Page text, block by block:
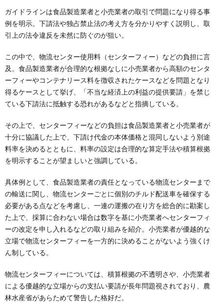
ガイドラインは食品製造業者と小売業者の取引で問題になり得る事
例を明示。下請法や独占禁止法の考え方を分かりやすく説明し、取
引上の法令違反を未然に防ぐのが狙い。
この中で、物流センター使用料（センターフィー）などの負担に言
及。食品製造業者が合理的な根拠なしに小売業者から高額のセンタ
ーフィーやコンテナリース料を徴収されたケースなどを問題となり
得るケースとして挙げ、「不当な経済上の利益の提供要請」を禁じ
ている下請法に抵触する恐れがあるなどと指摘している。
その上で、センターフィーなどの負担は食品製造業者と小売業者が
十分に協議した上で、下請け代金の本体価格と混同しないよう別途
料率を決めるとともに、料率の設定は合理的な算定手法や積算根拠
を明示することが望ましいと強調している。
具体例として、食品製造業者の責任となっている物流センターまで
の輸送に関し、物流センターごとに個別のチルド配送車を確保する
必要がある点などを考慮し、一連の運搬の在り方を総合的に勘案し
た上で、採算に合わない場合は数字を基に小売業者へセンターフィ
ーの改定を申し入れるなどの取り組みを紹介。小売業者が優越的な
立場で物流センターフィーを一方的に決めることがないよう強くけ
ん制している。
物流センターフィーについては、積算根拠の不透明さや、小売業者
による優越的な立場からの支払い要請が長年問題視されており、農
林水産省があらためて警告した格好だ。